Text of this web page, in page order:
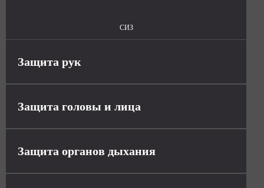
СИЗ
Защита рук
Защита головы и лица
Защита органов дыхания